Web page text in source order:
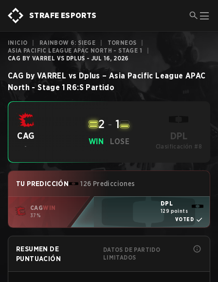
STRAFE ESPORTS
INICIO RAINBOW 6: SIEGE TORNEOS
ASIA PACIFIC LEAGUE APAC NORTH - STAGE 1
CAG BY VARREL VS DPLUS - JUL 16, 2026
CAG by VARREL vs Dplus –Asia Pacific League APAC
North - Stage 1 R6:S Partido
CAG
-
WIN
2 - 1
LOSE DPL
Clasificación #8
TU PREDICCIÓN 126 Predicciones
CAGWIN
37%
DPL
129 points
VOTED
RESUMEN DE
PUNTUACIÓN
DATOS DE PARTIDO
LIMITADOS